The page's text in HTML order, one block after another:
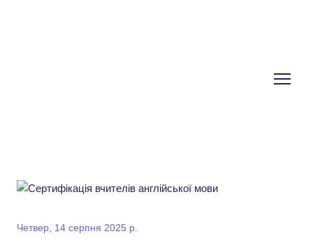
Четвер, 14 серпня 2025 р.